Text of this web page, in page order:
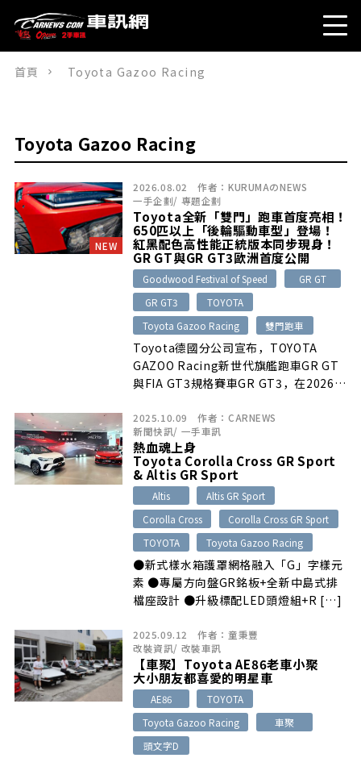
首頁 Toyota Gazoo Racing
Toyota Gazoo Racing
NEW
2026.08.02 作者： KURUMAのNEWS
一手企劃/ 專題企劃
Toyota全新「雙門」跑車首度亮相！
650匹以上「後輪驅動車型」登場！
紅黑配色高性能正統版本同步現身！
GR GT與GR GT3歐洲首度公開
Goodwood Festival of Speed
GR GT
GR GT3
TOYOTA
Toyota Gazoo Racing
雙門跑車
Toyota德國分公司宣布，TOYOTA
GAZOO Racing新世代旗艦跑車GR GT
與FIA GT3規格賽車GR GT3，在2026年
Festival of Speed，以無偽裝姿態完成
歐洲首度公開。GR GT搭載4.0升V8雙渦
輪油電混合動力與後輪驅動系統，開發目
標為綜效輸出650匹以上、最大扭力
850Nm以上；GR GT3則加入大型尾
翼、寬體葉子板與專屬空力套件。兩款新
車預計於2027年前後上市。
2025.10.09 作者： CARNEWS
新聞快訊/ 一手車訊
熱血魂上身
Toyota Corolla Cross GR Sport
& Altis GR Sport
Altis
Altis GR Sport
Corolla Cross
Corolla Cross GR Sport
TOYOTA
Toyota Gazoo Racing
●新式樣水箱護罩網格融入「G」字樣元
素 ●專屬方向盤GR銘板+全新中島式排
檔座設計 ●升級標配LED頭燈組+R […]
2025.09.12 作者： 童秉豐
改裝資訊/ 改裝車訊
【車聚】Toyota AE86老車小聚
大小朋友都喜愛的明星車
AE86
TOYOTA
Toyota Gazoo Racing
車聚
頭文字D